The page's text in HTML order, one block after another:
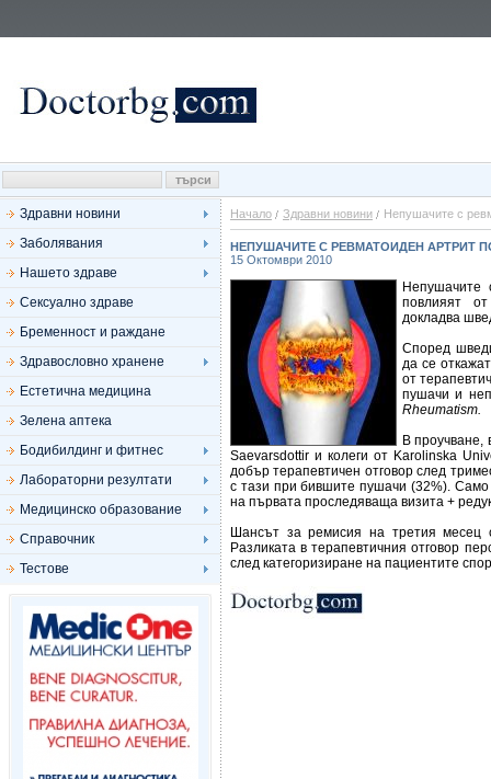
Здравни новини
Заболявания
Нашето здраве
Сексуално здраве
Бременност и раждане
Здравословно хранене
Естетична медицина
Зелена аптека
Бодибилдинг и фитнес
Лабораторни резултати
Медицинско образование
Справочник
Тестове
Начало Здравни новини Непушачите с
НЕПУШАЧИТЕ С РЕВМАТОИДЕН АРТРИТ
15 Октомври 2010
Непушачите
повлияят
докладва
Според
да се
от
пушачи и
Rheumatism.
В проучване,
Saevarsdottir и колеги от Karolinska
добър терапевтичен отговор след
с тази при бившите пушачи (32%).
на първата проследяваща визита +
Шансът за ремисия на третия месец
Разликата в терапевтичния отговор
след категоризиране на пациентите